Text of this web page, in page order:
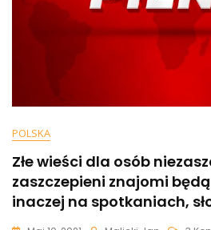
POLSKA
Złe wieści dla osób
zaszczepieni znajomi
inaczej na spotkaniach,